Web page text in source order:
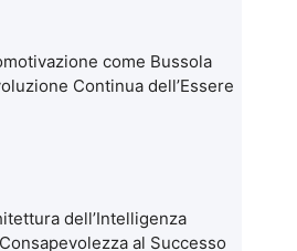
come Bussola
Continua dell’Essere
dell’Intelligenza
al Successo